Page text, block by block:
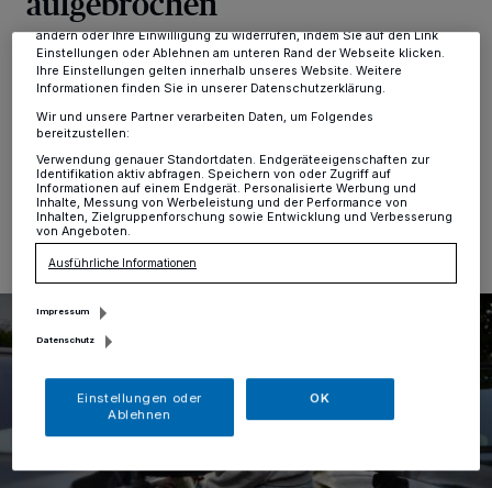
Hochdahl· Am Mittwochmorgen, 14. Mai, wurden auf
einem Parkplatz in Hochdahl vier Autos aufgebrochen.
15.05.2025 , 12:43 Uhr Eine Minute Lesezeit
dieses Menü jederzeit wieder aufrufen, um Ihre Einstellungen zu
ändern oder Ihre Einwilligung zu widerrufen, indem Sie auf den Link
Einstellungen oder Ablehnen am unteren Rand der Webseite klicken.
Ihre Einstellungen gelten innerhalb unseres Website. Weitere
Informationen finden Sie in unserer Datenschutzerklärung.
Wir und unsere Partner verarbeiten Daten, um Folgendes
bereitzustellen:
Verwendung genauer Standortdaten. Endgeräteeigenschaften zur
Identifikation aktiv abfragen. Speichern von oder Zugriff auf
Informationen auf einem Endgerät. Personalisierte Werbung und
Inhalte, Messung von Werbeleistung und der Performance von
Inhalten, Zielgruppenforschung sowie Entwicklung und Verbesserung
von Angeboten.
Ausführliche Informationen
Impressum
Datenschutz
Einstellungen oder
Ablehnen
OK